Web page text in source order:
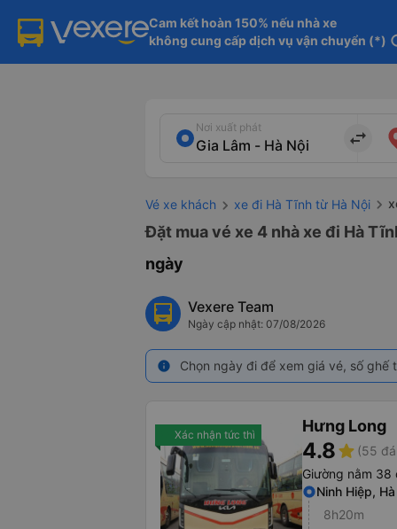
Cam kết hoàn 150% nếu nhà xe
không cung cấp dịch vụ vận chuyển (*)
Nơi xuất phát
import_export
Vé xe khách xe đi Hà Tĩnh từ Hà Nội
Đặt mua vé xe 4 nhà xe đi Hà
ngày
Vexere Team
Ngày cập nhật: 07/08/2026
info Chọn ngày đi để xem giá vé, số
Xác nhận tức thì Hưng Long
4.8star (55
Giường nằm 38
Ninh Hiệp,
8h20m